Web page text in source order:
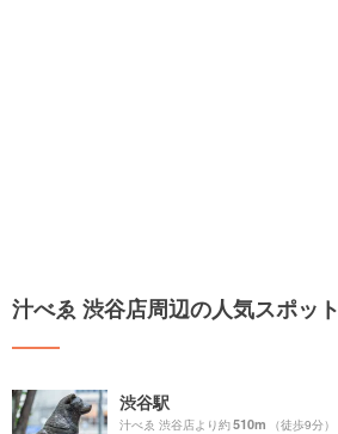
汁べゑ 渋谷店周辺の人気スポット
渋谷駅
汁べゑ 渋谷店より約510m （徒歩9分）